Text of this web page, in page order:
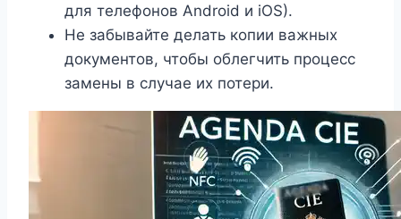
для телефонов Android и iOS).
Не забывайте делать копии важных
документов, чтобы облегчить процесс
замены в случае их потери.